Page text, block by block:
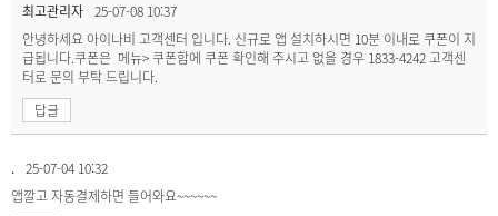
최고관리자 25-07-08 10:37
안녕하세요 아이나비 고객센터 입니다. 신규로 앱 설치하시면 10분 이내로 쿠폰이 지
급됩니다.쿠폰은 메뉴> 쿠폰함에 쿠폰 확인해 주시고 없을 경우 1833-4242 고객센
터로 문의 부탁 드립니다.
답글
. 25-07-04 10:32
앱깔고 자동결제하면 들어와요~~~~~~